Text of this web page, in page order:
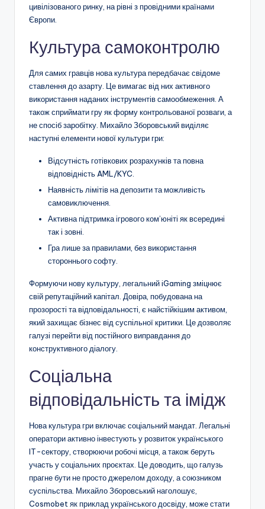
цивілізованого ринку, на рівні з провідними країнами
Європи.
Культура самоконтролю
Для самих гравців нова культура передбачає свідоме
ставлення до азарту. Це вимагає від них активного
використання наданих інструментів самообмеження. А
також сприймати гру як форму контрольованої розваги, а
не спосіб заробітку. Михайло Зборовський виділяє
наступні елементи нової культури гри:
Відсутність готівкових розрахунків та повна
відповідність AML/KYC.
Наявність лімітів на депозити та можливість
самовиключення.
Активна підтримка ігрового ком’юніті як всередині
так і зовні.
Гра лише за правилами, без використання
стороннього софту.
Формуючи нову культуру, легальний iGaming зміцнює
свій репутаційний капітал. Довіра, побудована на
прозорості та відповідальності, є найстійкішим активом,
який захищає бізнес від суспільної критики. Це дозволяє
галузі перейти від постійного виправдання до
конструктивного діалогу.
Соціальна
відповідальність та імідж
Нова культура гри включає соціальний мандат. Легальні
оператори активно інвестують у розвиток українського
IT-сектору, створюючи робочі місця, а також беруть
участь у соціальних проєктах. Це доводить, що галузь
прагне бути не просто джерелом доходу, а союзником
суспільства. Михайло Зборовський наголошує,
Cosmobet як приклад українського досвіду, може стати